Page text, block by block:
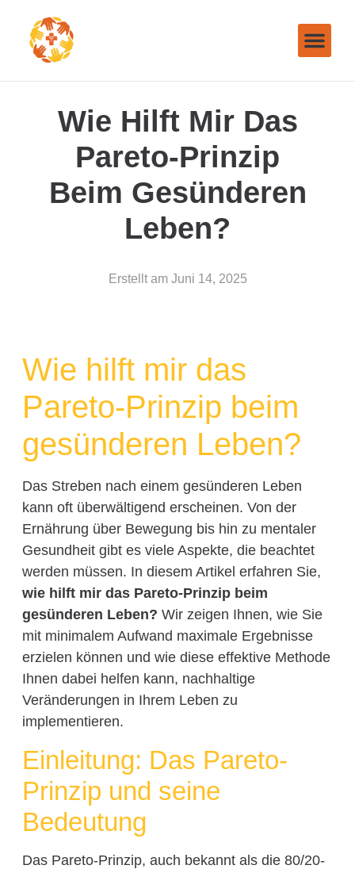
Wie Hilft Mir Das
Pareto-Prinzip
Beim Gesünderen
Leben?
Erstellt am Juni 14, 2025
Wie hilft mir das
Pareto-Prinzip beim
gesünderen Leben?
Das Streben nach einem gesünderen Leben
kann oft überwältigend erscheinen. Von der
Ernährung über Bewegung bis hin zu mentaler
Gesundheit gibt es viele Aspekte, die beachtet
werden müssen. In diesem Artikel erfahren Sie,
wie hilft mir das Pareto-Prinzip beim
gesünderen Leben? Wir zeigen Ihnen, wie Sie
mit minimalem Aufwand maximale Ergebnisse
erzielen können und wie diese effektive Methode
Ihnen dabei helfen kann, nachhaltige
Veränderungen in Ihrem Leben zu
implementieren.
Einleitung: Das Pareto-
Prinzip und seine
Bedeutung
Das Pareto-Prinzip, auch bekannt als die 80/20-